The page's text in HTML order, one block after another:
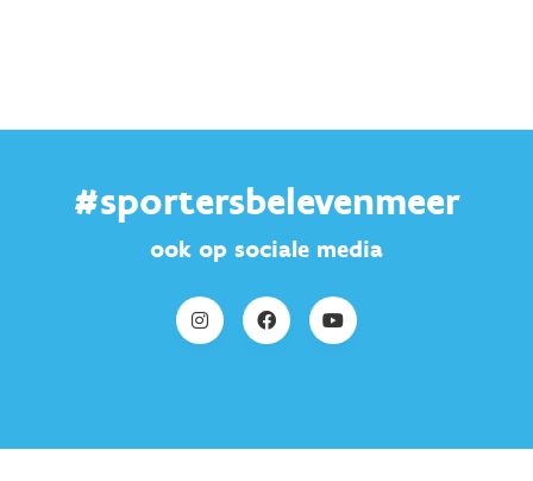
#sportersbelevenmeer
ook op sociale media